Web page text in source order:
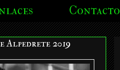
Contacto
Alpedrete 2019